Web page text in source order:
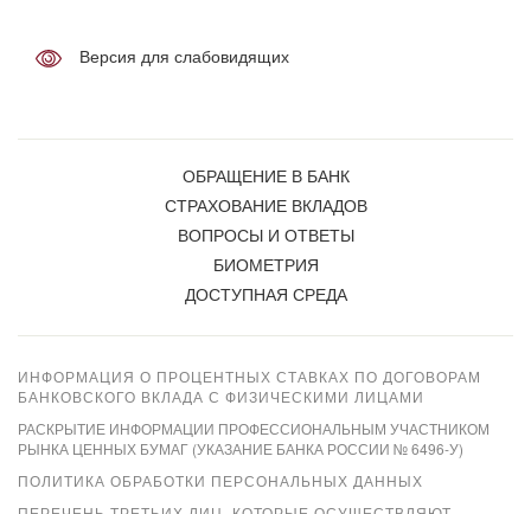
Версия для слабовидящих
ОБРАЩЕНИЕ В БАНК
СТРАХОВАНИЕ ВКЛАДОВ
ВОПРОСЫ И ОТВЕТЫ
БИОМЕТРИЯ
ДОСТУПНАЯ СРЕДА
ИНФОРМАЦИЯ О ПРОЦЕНТНЫХ СТАВКАХ ПО ДОГОВОРАМ
БАНКОВСКОГО ВКЛАДА С ФИЗИЧЕСКИМИ ЛИЦАМИ
РАСКРЫТИЕ ИНФОРМАЦИИ ПРОФЕССИОНАЛЬНЫМ УЧАСТНИКОМ
РЫНКА ЦЕННЫХ БУМАГ (УКАЗАНИЕ БАНКА РОССИИ № 6496-У)
ПОЛИТИКА ОБРАБОТКИ ПЕРСОНАЛЬНЫХ ДАННЫХ